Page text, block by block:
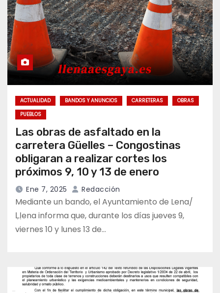
ACTUALIDAD BANDOS Y ANUNCIOS CARRETERAS
OBRAS
PUEBLOS
Las obras de asfaltado en la
carretera Güelles – Congostinas
obligaran a realizar cortes los
próximos 9, 10 y 13 de enero
Ene 7, 2025 Redacción
Mediante un bando, el Ayuntamiento de Lena/
Ḷḷena informa que, durante los días jueves 9,
viernes 10 y lunes 13 de…